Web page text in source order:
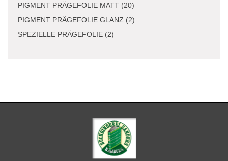
PIGMENT PRÄGEFOLIE MATT (20)
PIGMENT PRÄGEFOLIE GLANZ (2)
SPEZIELLE PRÄGEFOLIE (2)